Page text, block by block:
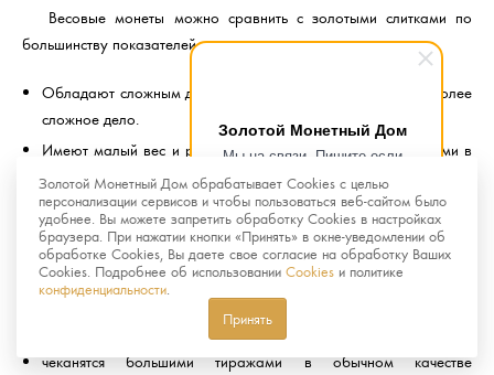
Золотой Монетный Дом
Мы на связи. Пишите если
возникнут любые вопросы.
Рады помочь.
Весовые монеты можно сравнить с золотыми слитками по
большинству показателей, но по сравнению с ними монеты:
Обладают сложным дизайном, подделка монет гораздо более
сложное дело.
Имеют малый вес и размер, что делает их более удобными в
хранении и реализации.
Памятные и инвестиционные монеты отличаются тем, что
вторые:
не пользуются большим спросом у нумизматов
не имеют художественной ценности
чеканятся большими тиражами в обычном качестве
Золотой Монетный Дом обрабатывает Cookies с целью
персонализации сервисов и чтобы пользоваться веб-сайтом было
удобнее. Вы можете запретить обработку Cookies в настройках
браузера. При нажатии кнопки «Принять» в окне-уведомлении об
обработке Cookies, Вы даете свое согласие на обработку Ваших
Cookies. Подробнее об использовании Cookies и политике
конфиденциальности
Принять